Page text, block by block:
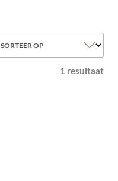
SORTEER OP
1 resultaat